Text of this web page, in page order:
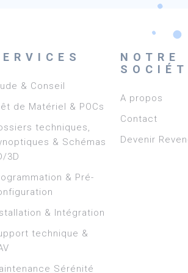
& Conseil
de Matériel & POCs
techniques,
& Schémas
3D
& Pré-
& Intégration
technique &
Sérénité
NOTRE
A propos
Contact
Devenir